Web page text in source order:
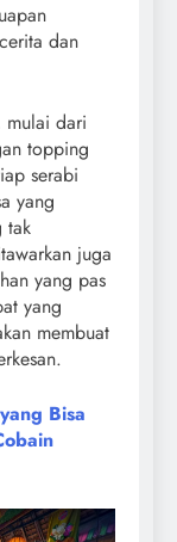
dan
mulai dari
topping
serabi
yang
tak
juga
yang pas
yang
membuat
Bisa